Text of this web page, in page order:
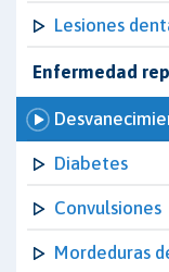
Lesiones
Enfermedad
Diabetes
Convulsiones
Mordeduras